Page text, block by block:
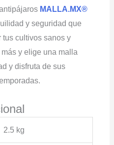
MALLA.MX®
y seguridad que
tus cultivos sanos y
y elige una malla
y disfruta de sus
2.5 kg